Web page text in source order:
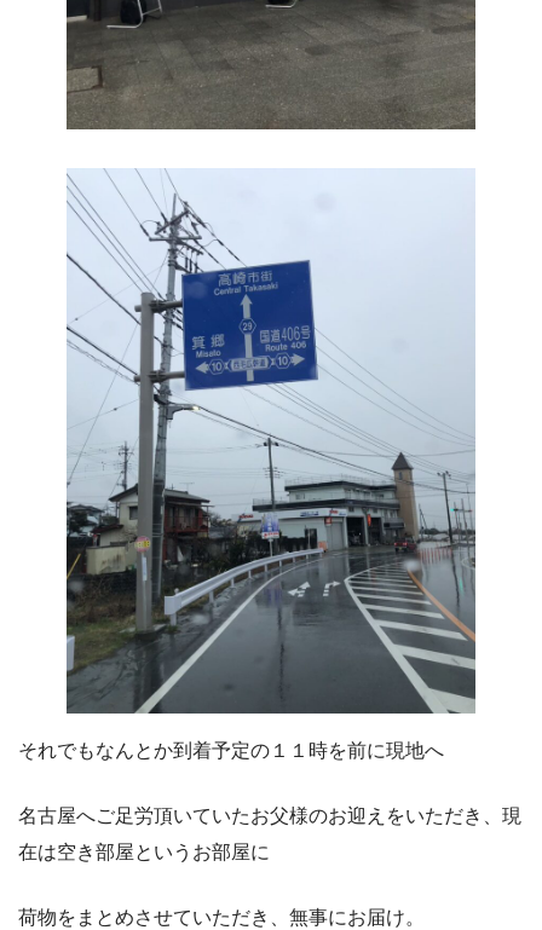
それでもなんとか到着予定の１１時を前に現地へ
名古屋へご足労頂いていたお父様のお迎えをいただき、現
在は空き部屋というお部屋に
荷物をまとめさせていただき、無事にお届け。